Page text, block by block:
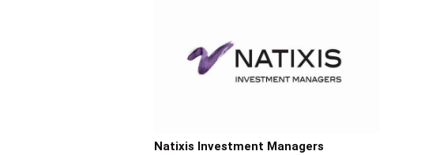
Natixis Investment Managers